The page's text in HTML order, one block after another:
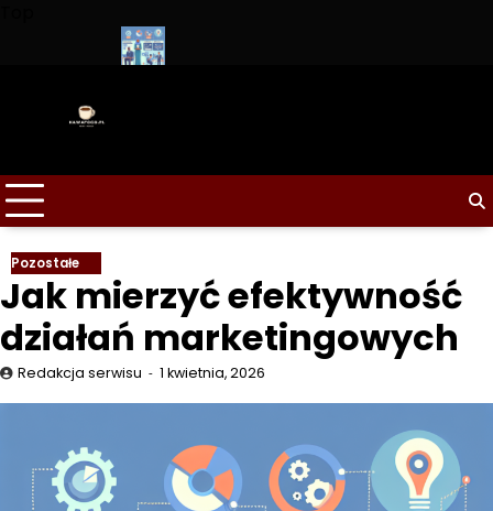
Pozostałe
Jak mierzyć efektywność
działań marketingowych
Redakcja serwisu 1 kwietnia, 2026